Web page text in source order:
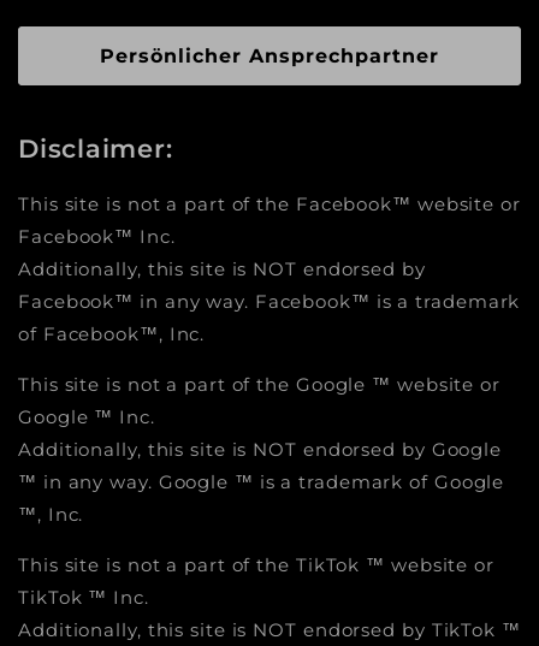
Persönlicher Ansprechpartner
Disclaimer:
This site is not a part of the Facebook™ website or
Facebook™ Inc.
Additionally, this site is NOT endorsed by
Facebook™ in any way. Facebook™ is a trademark
of Facebook™, Inc.
This site is not a part of the Google ™ website or
Google ™ Inc.
Additionally, this site is NOT endorsed by Google
™ in any way. Google ™ is a trademark of Google
™, Inc.
This site is not a part of the TikTok ™ website or
TikTok ™ Inc.
Additionally, this site is NOT endorsed by TikTok ™